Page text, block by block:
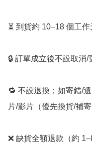
⏳ 到貨約 10–18 個工
🔒 訂單成立後不設取消/
🔁 不設退換；如寄錯/
片/影片（優先換貨/補
❌ 缺貨全額退款（約